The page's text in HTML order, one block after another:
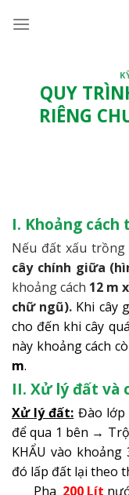
qua
QUY
RIÊNG
I. Khoảng cách
Nếu đất xấu trồng
cây chính giữa
khoảng cách 12 m
chữ ngũ). Khi cây
cho đến khi cây
này khoảng cách
m.
II. Xử lý đất và
Xử lý đất: Đào lớp
để qua 1 bên →
KHẨU vào
đó lấp đất lại theo
Pha 200 Lít